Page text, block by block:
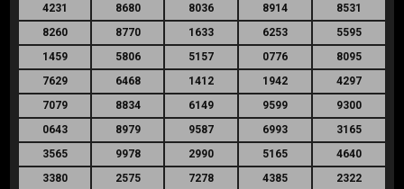
4231
8680 8036 8914
8531
8260
8770 1633 6253
5595
1459
5806 5157 0776
8095
7629
6468 1412 1942
4297
7079
8834 6149 9599
9300
0643
8979 9587 6993
3165
3565
9978 2990 5165
4640
3380
2575 7278 4385
2322